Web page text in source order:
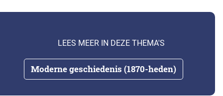
Moderne geschiedenis (1870-heden)
LEES MEER IN DEZE THEMA'S